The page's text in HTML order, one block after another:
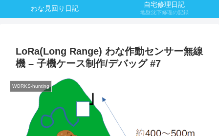
わな見回り日記 自宅修理日記
地盤沈下修理の記録
LoRa(Long Range) わな作動センサー無線
機 – 子機ケース制作/デバッグ #7
WORKS-hunting